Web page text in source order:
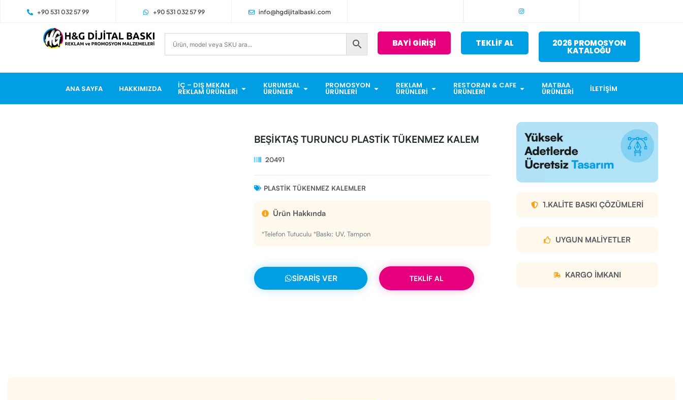
+90 531 032 57 99 +90 531 032 57 99 info@hgdijitalbaski.com
BAYİ GİRİŞİ TEKLİF AL 2026 PROMOSYON
KATALOĞU
ANA SAYFA HAKKIMIZDA İÇ – DIŞ MEKAN
REKLAM ÜRÜNLERI
KURUMSAL
ÜRÜNLER
PROMOSYON
ÜRÜNLERI
REKLAM
ÜRÜNLERI
RESTORAN & CAFE
ÜRÜNLERI
MATBAA
ÜRÜNLERI İLETIŞIM
BEŞİKTAŞ TURUNCU PLASTİK TÜKENMEZ KALEM
20491
PLASTIK TÜKENMEZ KALEMLER
Ürün Hakkında
*Telefon Tutuculu *Baskı: UV, Tampon
SIPARIŞ VER TEKLİF AL
1.KALITE BASKI ÇÖZÜMLERI
UYGUN MALIYETLER
KARGO IMKANI